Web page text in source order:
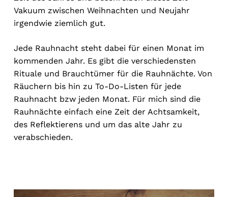
Vakuum zwischen Weihnachten und Neujahr
irgendwie ziemlich gut.
Jede Rauhnacht steht dabei für einen Monat im
kommenden Jahr. Es gibt die verschiedensten
Rituale und Brauchtümer für die Rauhnächte. Von
Räuchern bis hin zu To-Do-Listen für jede
Rauhnacht bzw jeden Monat. Für mich sind die
Rauhnächte einfach eine Zeit der Achtsamkeit,
des Reflektierens und um das alte Jahr zu
verabschieden.